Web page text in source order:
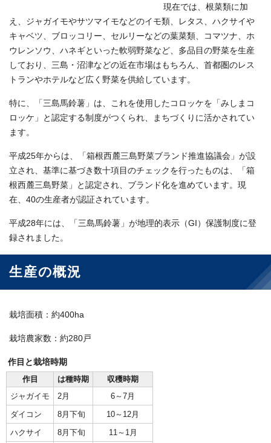
現在では、根菜類に加
え、ジャガイモやサツマイモなどのイモ類、レタス、ハクサイや
キャベツ、ブロッコリー、セルリーなどの葉菜類、コマツナ、ホ
ウレンソウ、ハネギといった軟弱野菜など、多品目の野菜を生産
しており、三島・沼津などの近在市場はもちろん、首都圏のレス
トランやホテルなど広く野菜を供給しています。
特に、「三島馬鈴薯」は、これを使用したコロッケを「みしまコ
ロッケ」と認定する制度がつくられ、まちづくりに活かされてい
ます。
平成25年からは、「箱根西麓三島野菜ブランド推進協議会」が設
立され、基準に基づき数十項目のチェックを行ったものは、「箱
根西麓三島野菜」と認定され、ブランド化を進めています。現
在、40の生産者が認証されています。
平成28年には、「三島馬鈴薯」が地理的表示（GI）保護制度に登
録されました。
生産の概況
栽培面積：約400ha
栽培農家数：約280戸
作目と栽培時期
作目
は種時期
収穫時期
ジャガイモ
2月
6～7月
ダイコン
8月下旬
10～12月
ハクサイ
8月下旬
11～1月